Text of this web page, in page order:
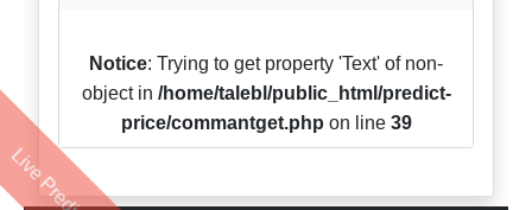
Notice: Trying to get property 'Text' of non-
object in /home/talebl/public_html/predict-
price/commantget.php on line 39